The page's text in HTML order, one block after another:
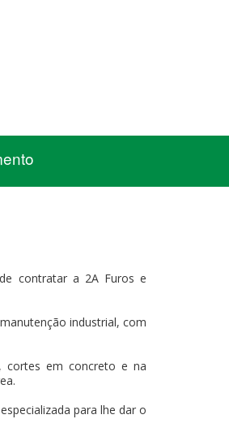
contratar a 2A Furos e
industrial, com
cortes em concreto e na
para lhe dar o